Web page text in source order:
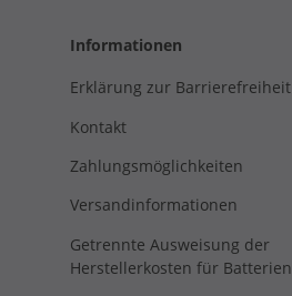
Informationen
Erklärung zur Barrierefreiheit
Kontakt
Zahlungsmöglichkeiten
Versandinformationen
Getrennte Ausweisung der
Herstellerkosten für Batterien